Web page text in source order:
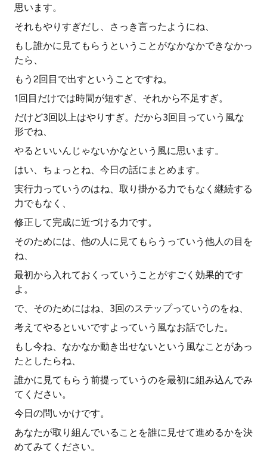
思います。
それもやりすぎだし、さっき言ったようにね、
もし誰かに見てもらうということがなかなかできなかっ
たら、
もう2回目で出すということですね。
1回目だけでは時間が短すぎ、それから不足すぎ。
だけど3回以上はやりすぎ。だから3回目っていう風な
形でね、
やるといいんじゃないかなという風に思います。
はい、ちょっとね、今日の話にまとめます。
実行力っていうのはね、取り掛かる力でもなく継続する
力でもなく、
修正して完成に近づける力です。
そのためには、他の人に見てもらうっていう他人の目を
ね、
最初から入れておくっていうことがすごく効果的です
よ。
で、そのためにはね、3回のステップっていうのをね、
考えてやるといいですよっていう風なお話でした。
もし今ね、なかなか動き出せないという風なことがあっ
たとしたらね、
誰かに見てもらう前提っていうのを最初に組み込んでみ
てください。
今日の問いかけです。
あなたが取り組んでいることを誰に見せて進めるかを決
めてみてください。